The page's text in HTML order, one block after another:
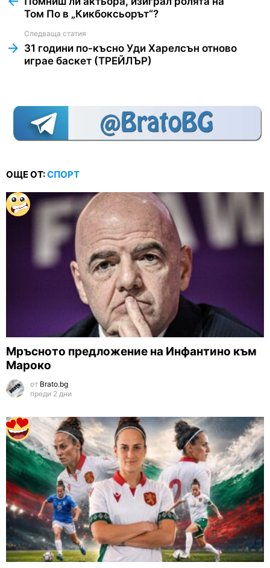
Том По в „Кикбоксьорът“?
Следваща статия
31 години по-късно Уди Харелсън отново
играе баскет (ТРЕЙЛЪР)
ОЩЕ ОТ:СПОРТ
Мръсното предложение на Инфантино към
Мароко
от Brato.bg
преди 2 дни